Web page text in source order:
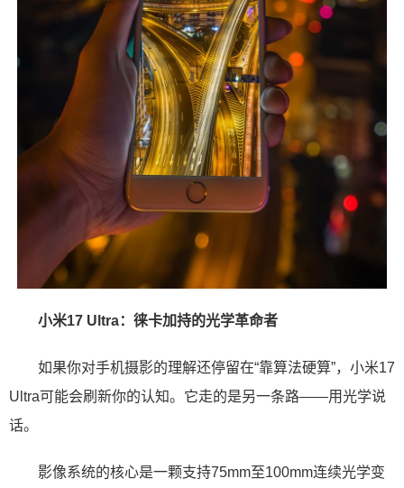
小米17 Ultra：徕卡加持的光学革命者
如果你对手机摄影的理解还停留在“靠算法硬算”，小米17
Ultra可能会刷新你的认知。它走的是另一条路——用光学说
话。
影像系统的核心是一颗支持75mm至100mm连续光学变